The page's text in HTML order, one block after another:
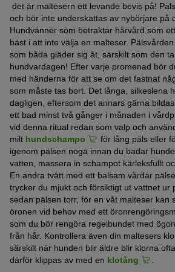
det är maltesern ett levande bevis på!
och bör inte underskattas av nybörjare på
Hundvänner som betraktar hårvård som
bäst i att inte välja en malteser.
som båda gläder sig åt, särskilt som den
hundvardagen! Efter varje promenad bör
med händerna för att se om det fastnat
som måste tas bort. Det långa, silkeslena
dagligen, eftersom det annars gärna
ett bad minst två gånger i månaden i
vid denna ritual redan som valp och
milt hundschampo
för lång päls eller
igenom pälsen noga innan du badar
vatten, massera in schampot kärleksfullt
En andra tvätt med ett balsam vårdar
trycker du mjukt och försiktigt ut vattnet ur
sedan pälsen torr, för en våt malteser kan
öronen vid behov med ett
som du bör rengöra regelbundet med
från hår. Kontrollera även din maltesers
särskilt när hunden blir äldre blir klorna
därför klippas av med en klotång